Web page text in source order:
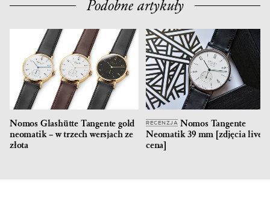
Podobne artykuły
Nomos Glashütte Tangente gold
neomatik – w trzech wersjach ze
złota
RECENZJA Nomos Tangente
Neomatik 39 mm [zdjęcia live,
cena]